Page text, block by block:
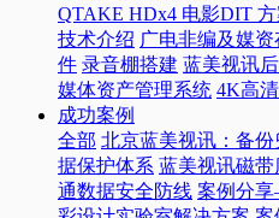
QTAKE HDx4 电影DIT
技术介绍 广电非编及媒
件 录音棚搭建 蓝美视讯
媒体资产管理系统 4K高
成功案例
全部 北京蓝美视讯：备
据保护体系 蓝美视讯磁
通数据安全防线 案例分